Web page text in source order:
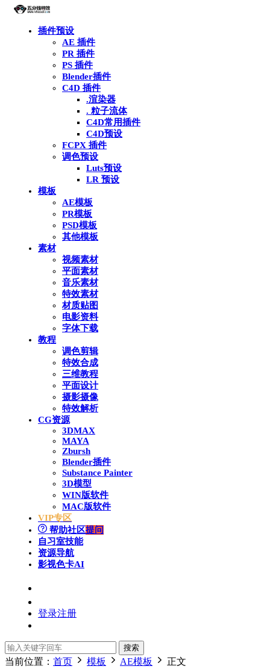
插件预设
AE 插件
PR 插件
PS 插件
Blender插件
C4D 插件
.渲染器
. 粒子流体
C4D常用插件
C4D预设
FCPX 插件
调色预设
Luts预设
LR 预设
模板
AE模板
PR模板
PSD模板
其他模板
素材
视频素材
平面素材
音乐素材
特效素材
材质贴图
电影资料
字体下载
教程
调色剪辑
特效合成
三维教程
平面设计
摄影摄像
特效解析
CG资源
3DMAX
MAYA
Zbursh
Blender插件
Substance Painter
3D模型
WIN版软件
MAC版软件
VIP专区
帮助社区提问
自习室技能
资源导航
影视色卡AI
登录注册
搜索
当前位置： 首页 模板 AE模板 正文